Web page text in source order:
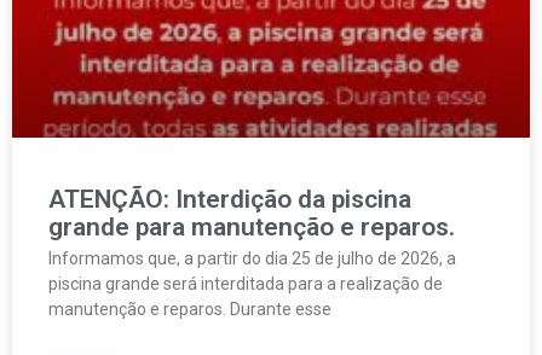
ATENÇÃO: Interdição da piscina
grande para manutenção e reparos.
Informamos que, a partir do dia 25 de julho de 2026, a
piscina grande será interditada para a realização de
manutenção e reparos. Durante esse